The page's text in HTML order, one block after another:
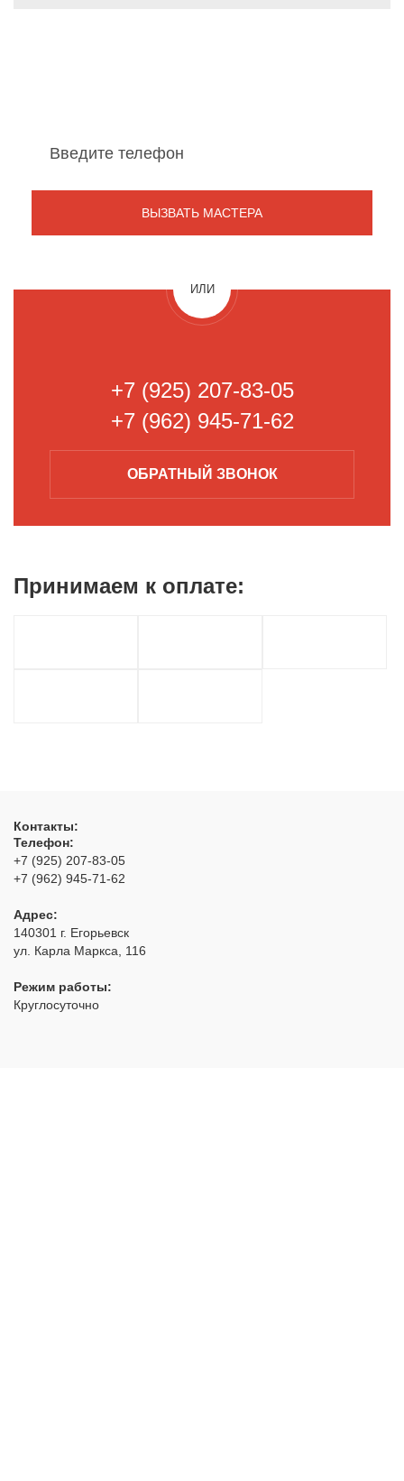
ИЛИ
+7 (925) 207-83-05
+7 (962) 945-71-62
ОБРАТНЫЙ ЗВОНОК
Принимаем к оплате:
Контакты:
Телефон:
+7 (925) 207-83-05
+7 (962) 945-71-62
Адрес:
140301 г. Егорьевск
ул. Карла Маркса, 116
Режим работы:
Круглосуточно